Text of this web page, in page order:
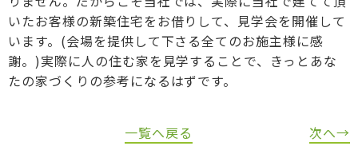
いたお客様の新築住宅をお借りして、見学会を開催して
います。(会場を提供して下さる全てのお施主様に感
謝。)実際に人の住む家を見学することで、きっとあな
たの家づくりの参考になるはずです。
一覧へ戻る 次へ→